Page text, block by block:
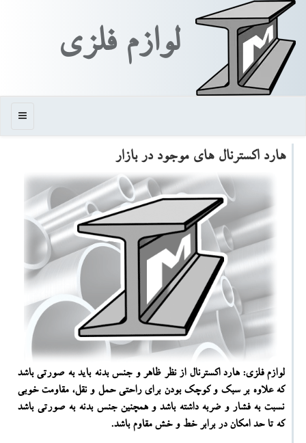
لوازم فلزی
منو
هارد اكسترنال های موجود در بازار
لوازم فلزی: هارد اكسترنال از نظر ظاهر و جنس بدنه باید به صورتی باشد
كه علاوه بر سبك و كوچك بودن برای راحتی حمل و نقل، مقاومت خوبی
نسبت به فشار و ضربه داشته باشد و همچنین جنس بدنه به صورتی باشد
كه تا حد امكان در برابر خط و خش مقاوم باشد.